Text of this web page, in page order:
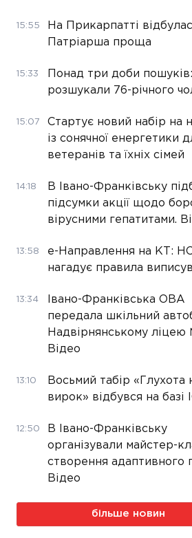
15:55
На Прикарпатті
Патріарша проща
15:33
Понад три доби пошуків:
розшукали 76-річного
15:07
Стартує новий набір на
із сонячної енергетики
ветеранів та їхніх сімей
14:18
В Івано-Франківську
підсумки акції щодо
вірусними гепатитами.
13:58
е-Направлення на КТ:
нагадує правила
13:34
Івано-Франківська ОВА
передала шкільний
Надвірнянському ліцею
Відео
13:10
Восьмий табір «Глухота
вирок» відбувся на
12:50
В Івано-Франківську
організували майстер-
створення адаптивного
Відео
більше новин